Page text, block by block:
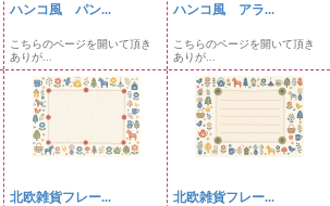
ハンコ風 パン...
こちらのページを開いて頂き
ありが...
ハンコ風 アラ...
こちらのページを開いて頂き
ありが...
北欧雑貨フレー... 北欧雑貨フレー...